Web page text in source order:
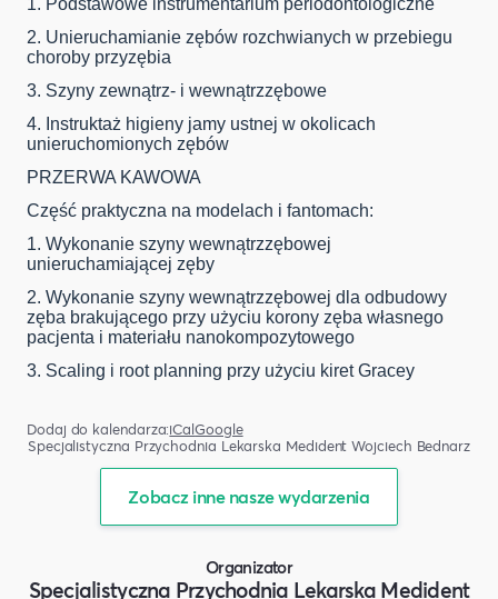
1. Podstawowe instrumentarium periodontologiczne
2. Unieruchamianie zębów rozchwianych w przebiegu
choroby przyzębia
3. Szyny zewnątrz- i wewnątrzzębowe
4. Instruktaż higieny jamy ustnej w okolicach
unieruchomionych zębów
PRZERWA KAWOWA
Część praktyczna na modelach i fantomach:
1. Wykonanie szyny wewnątrzzębowej
unieruchamiającej zęby
2. Wykonanie szyny wewnątrzzębowej dla odbudowy
zęba brakującego przy użyciu korony zęba własnego
pacjenta i materiału nanokompozytowego
3. Scaling i root planning przy użyciu kiret Gracey
Dodaj do kalendarza:iCalGoogle
Specjalistyczna Przychodnia Lekarska Medident Wojciech Bednarz
Zobacz inne nasze wydarzenia
Organizator
Specjalistyczna Przychodnia Lekarska Medident